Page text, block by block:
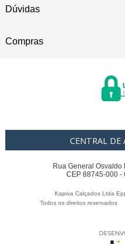
Dúvidas
Compras
CENTRAL
Rua General
CEP 88745-000 -
Kapiva Calçados Ltda
Todos os direitos reservados